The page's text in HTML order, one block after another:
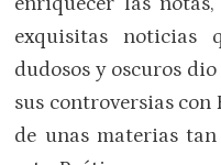
exquisitas noticias
dudosos y oscuros
sus controversias con
de unas materias